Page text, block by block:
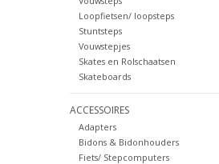
Loopfietsen/ loopsteps
Stuntsteps
Vouwstepjes
Skates en Rolschaatsen
Skateboards
ACCESSOIRES
Adapters
Bidons & Bidonhouders
Fiets/ Stepcomputers